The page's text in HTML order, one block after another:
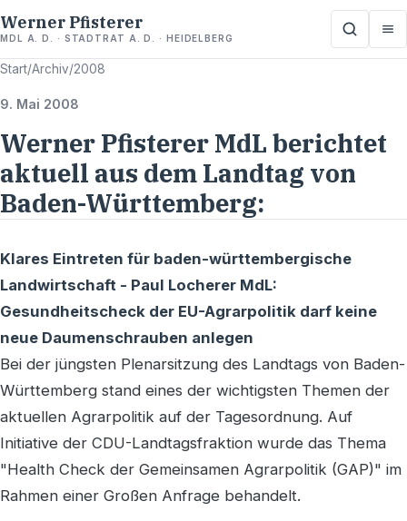
Werner Pfisterer
MDL A. D. · STADTRAT A. D. · HEIDELBERG
Start/Archiv/2008
9. Mai 2008
Werner Pfisterer MdL berichtet
aktuell aus dem Landtag von
Baden-Württemberg:
Klares Eintreten für baden-württembergische
Landwirtschaft - Paul Locherer MdL:
Gesundheitscheck der EU-Agrarpolitik darf keine
neue Daumenschrauben anlegen
Bei der jüngsten Plenarsitzung des Landtags von Baden-
Württemberg stand eines der wichtigsten Themen der
aktuellen Agrarpolitik auf der Tagesordnung. Auf
Initiative der CDU-Landtagsfraktion wurde das Thema
"Health Check der Gemeinsamen Agrarpolitik (GAP)" im
Rahmen einer Großen Anfrage behandelt.